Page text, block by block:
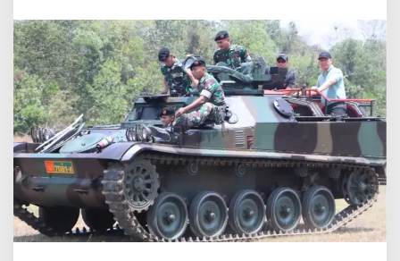
a
K
e
Y
o
n
k
a
v
5
D
P
C
K